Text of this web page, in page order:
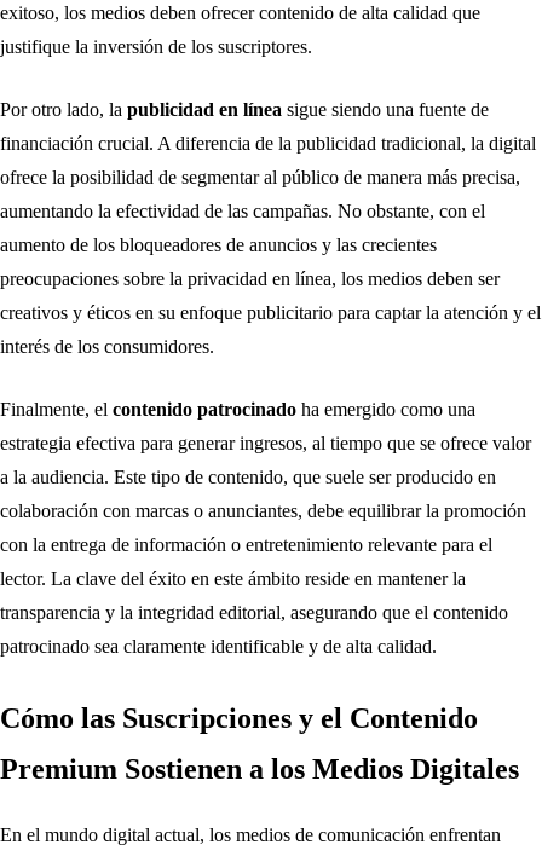
exitoso, los medios deben ofrecer contenido de alta calidad que
justifique la inversión de los suscriptores.
Por otro lado, la publicidad en línea sigue siendo una fuente de
financiación crucial. A diferencia de la publicidad tradicional, la digital
ofrece la posibilidad de segmentar al público de manera más precisa,
aumentando la efectividad de las campañas. No obstante, con el
aumento de los bloqueadores de anuncios y las crecientes
preocupaciones sobre la privacidad en línea, los medios deben ser
creativos y éticos en su enfoque publicitario para captar la atención y el
interés de los consumidores.
Finalmente, el contenido patrocinado ha emergido como una
estrategia efectiva para generar ingresos, al tiempo que se ofrece valor
a la audiencia. Este tipo de contenido, que suele ser producido en
colaboración con marcas o anunciantes, debe equilibrar la promoción
con la entrega de información o entretenimiento relevante para el
lector. La clave del éxito en este ámbito reside en mantener la
transparencia y la integridad editorial, asegurando que el contenido
patrocinado sea claramente identificable y de alta calidad.
Cómo las Suscripciones y el Contenido
Premium Sostienen a los Medios Digitales
En el mundo digital actual, los medios de comunicación enfrentan